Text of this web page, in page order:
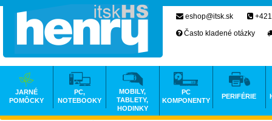
eshop@itsk.sk
Často kladené otázky
JARNÉ
POMÔCKY
PC,
NOTEBOOKY
MOBILY,
TABLETY,
HODINKY
PC
KOMPONENTY
PERIFÉRIE